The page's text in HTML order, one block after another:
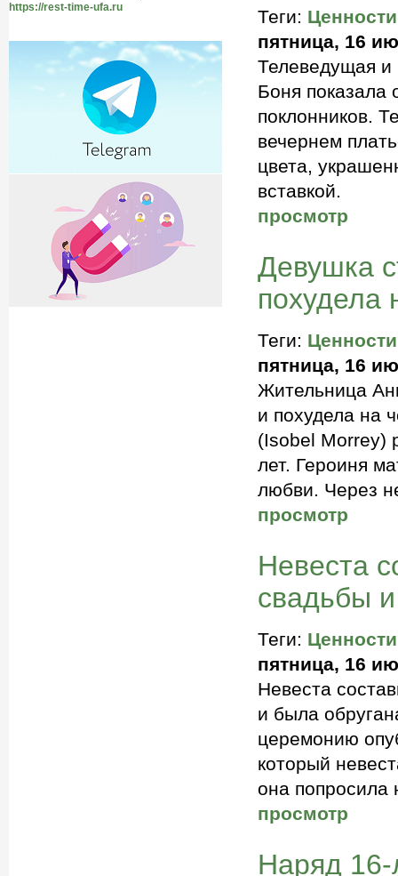
Теги: Ценности
пятница, 16
Телеведущая и
Боня показала
поклонников.
вечернем
цвета,
вставкой.
просмотр
Девушка
похудела
Теги: Ценности
пятница, 16
Жительница
и похудела на
(Isobel Morrey)
лет. Героиня
любви. Через
просмотр
Невеста
свадьбы
Теги: Ценности
пятница, 16
Невеста
и была
церемонию
который
она попросила
просмотр
Наряд 16-
https://rest-time-ufa.ru